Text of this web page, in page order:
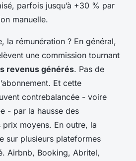
parfois jusqu’à +30 % par
manuelle.
la rémunération ? En général,
une commission tournant
revenus générés. Pas de
Et cette
contrebalancée - voire
- par la hausse des
prix moyens. En outre, la
sur plusieurs plateformes
Airbnb, Booking, Abritel,